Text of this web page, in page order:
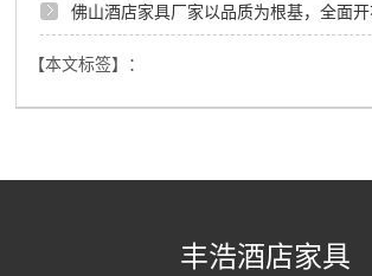
佛山酒店家具厂家以品质为根基，全面开
【本文标签】：
丰浩酒店家具